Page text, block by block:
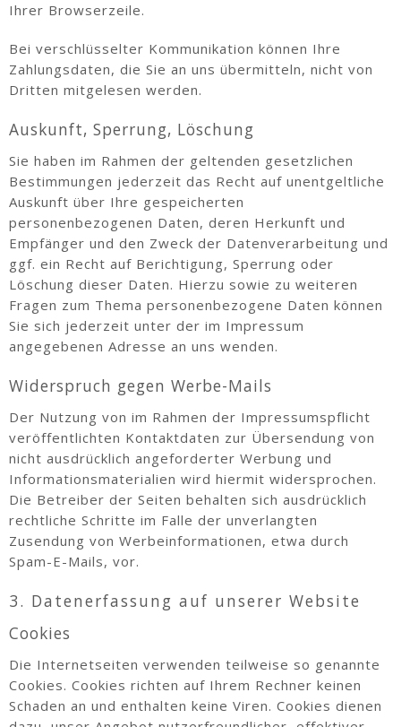
Ihrer Browserzeile.
Bei verschlüsselter Kommunikation können Ihre
Zahlungsdaten, die Sie an uns übermitteln, nicht von
Dritten mitgelesen werden.
Auskunft, Sperrung, Löschung
Sie haben im Rahmen der geltenden gesetzlichen
Bestimmungen jederzeit das Recht auf unentgeltliche
Auskunft über Ihre gespeicherten
personenbezogenen Daten, deren Herkunft und
Empfänger und den Zweck der Datenverarbeitung und
ggf. ein Recht auf Berichtigung, Sperrung oder
Löschung dieser Daten. Hierzu sowie zu weiteren
Fragen zum Thema personenbezogene Daten können
Sie sich jederzeit unter der im Impressum
angegebenen Adresse an uns wenden.
Widerspruch gegen Werbe-Mails
Der Nutzung von im Rahmen der Impressumspflicht
veröffentlichten Kontaktdaten zur Übersendung von
nicht ausdrücklich angeforderter Werbung und
Informationsmaterialien wird hiermit widersprochen.
Die Betreiber der Seiten behalten sich ausdrücklich
rechtliche Schritte im Falle der unverlangten
Zusendung von Werbeinformationen, etwa durch
Spam-E-Mails, vor.
3. Datenerfassung auf unserer Website
Cookies
Die Internetseiten verwenden teilweise so genannte
Cookies. Cookies richten auf Ihrem Rechner keinen
Schaden an und enthalten keine Viren. Cookies dienen